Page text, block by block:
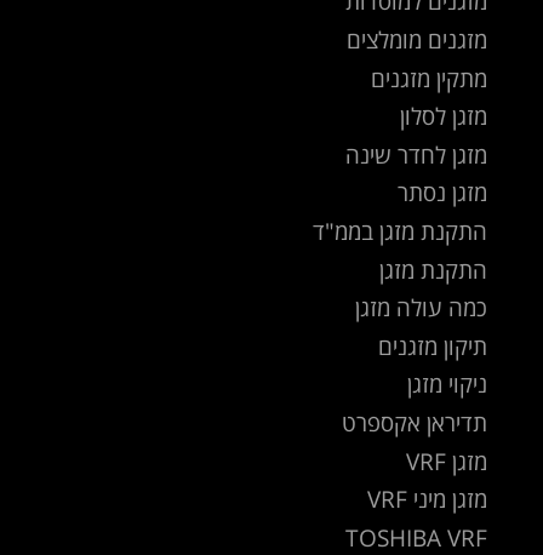
מזגנים מומלצים
מתקין מזגנים
מזגן לסלון
מזגן לחדר שינה
מזגן נסתר
התקנת מזגן בממ"ד
התקנת מזגן
כמה עולה מזגן
תיקון מזגנים
ניקוי מזגן
תדיראן אקספרט
מזגן VRF
מזגן מיני VRF
TOSHIBA VRF